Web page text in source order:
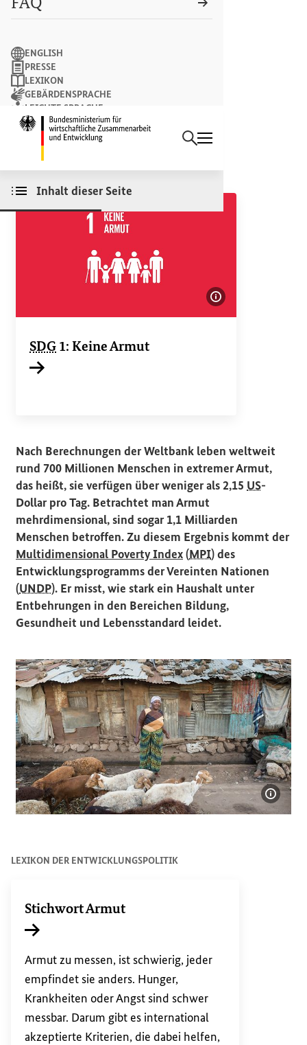
Suchbegriff
Suchen
ENGLISH
PRESSE
LEXIKON
GEBÄRDENSPRACHE
LEICHTE SPRACHE
NEWSLETTER
Inhalt dieser Seite
GEMEINSAM HANDELN
Armut besiegen
SDG 1: Keine Armut
Nach Berechnungen der Weltbank leben weltweit
rund 700 Millionen Menschen in extremer Armut,
das heißt, sie verfügen über weniger als 2,15 US-
Dollar pro Tag. Betrachtet man Armut
mehrdimensional, sind sogar 1,1 Milliarden
Menschen betroffen. Zu diesem Ergebnis kommt der
Multidimensional Poverty Index(Externer Link)
(MPI) des
Entwicklungsprogramms der Vereinten Nationen
(UNDP). Er misst, wie stark ein Haushalt unter
Entbehrungen in den Bereichen Bildung,
Gesundheit und Lebensstandard leidet.
LEXIKON DER ENTWICKLUNGSPOLITIK
Stichwort Armut
Armut zu messen, ist schwierig, jeder
empfindet sie anders. Hunger,
Krankheiten oder Angst sind schwer
messbar. Darum gibt es international
akzeptierte Kriterien, die dabei helfen,